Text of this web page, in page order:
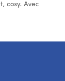
cosy. Avec